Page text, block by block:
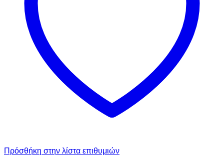
Πρόσθήκη στην λίστα επιθυμιών